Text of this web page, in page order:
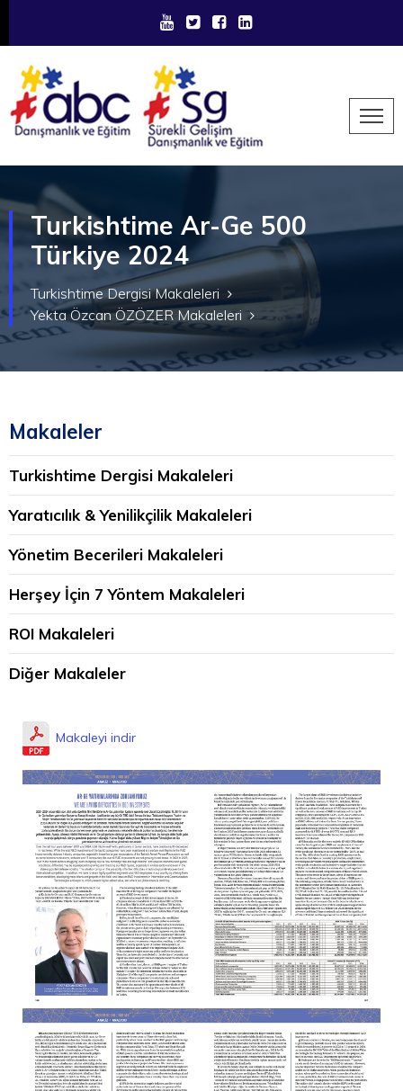
Turkishtime Ar-Ge 500
Türkiye 2024
Turkishtime Dergisi Makaleleri
Yekta Özcan ÖZÖZER Makaleleri
Makaleler
Turkishtime Dergisi Makaleleri
Yaratıcılık & Yenilikçilik Makaleleri
Yönetim Becerileri Makaleleri
Herşey İçin 7 Yöntem Makaleleri
ROI Makaleleri
Diğer Makaleler
Makaleyi indir